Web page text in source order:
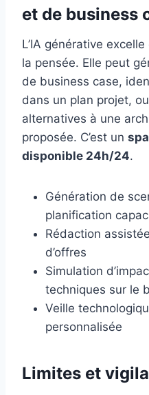
et de business
L’IA générative
la pensée. Elle peut
de business case,
dans un plan projet,
alternatives à une
proposée. C’est un
disponible 24h/24.
Génération de
planification
Rédaction
d’offres
Simulation
techniques sur le
Veille
personnalisée
Limites et